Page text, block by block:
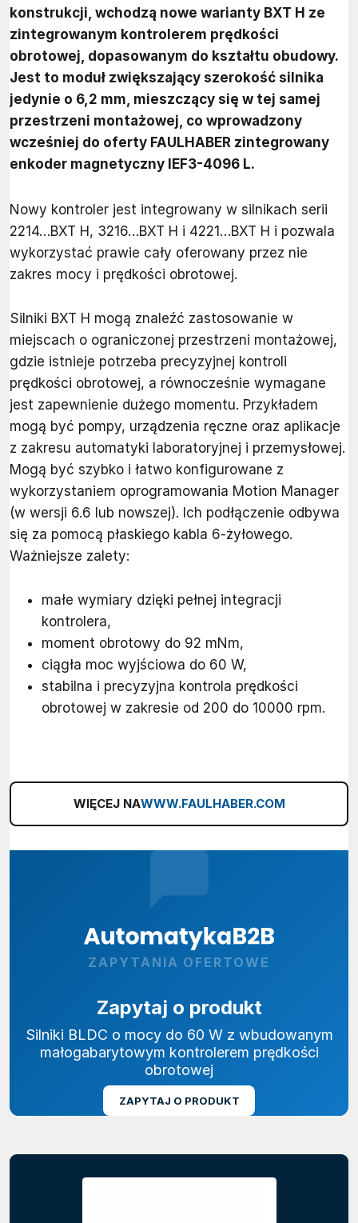
konstrukcji, wchodzą nowe warianty BXT H ze
zintegrowanym kontrolerem prędkości
obrotowej, dopasowanym do kształtu obudowy.
Jest to moduł zwiększający szerokość silnika
jedynie o 6,2 mm, mieszczący się w tej samej
przestrzeni montażowej, co wprowadzony
wcześniej do oferty FAULHABER zintegrowany
enkoder magnetyczny IEF3-4096 L.
Nowy kontroler jest integrowany w silnikach serii
2214…BXT H, 3216…BXT H i 4221…BXT H i pozwala
wykorzystać prawie cały oferowany przez nie
zakres mocy i prędkości obrotowej.
Silniki BXT H mogą znaleźć zastosowanie w
miejscach o ograniczonej przestrzeni montażowej,
gdzie istnieje potrzeba precyzyjnej kontroli
prędkości obrotowej, a równocześnie wymagane
jest zapewnienie dużego momentu. Przykładem
mogą być pompy, urządzenia ręczne oraz aplikacje
z zakresu automatyki laboratoryjnej i przemysłowej.
Mogą być szybko i łatwo konfigurowane z
wykorzystaniem oprogramowania Motion Manager
(w wersji 6.6 lub nowszej). Ich podłączenie odbywa
się za pomocą płaskiego kabla 6-żyłowego.
Ważniejsze zalety:
małe wymiary dzięki pełnej integracji
kontrolera,
moment obrotowy do 92 mNm,
ciągła moc wyjściowa do 60 W,
stabilna i precyzyjna kontrola prędkości
obrotowej w zakresie od 200 do 10000 rpm.
WIĘCEJ NAWWW.FAULHABER.COM
ZAPYTANIA OFERTOWE
Zapytaj o produkt
Silniki BLDC o mocy do 60 W z wbudowanym
małogabarytowym kontrolerem prędkości
obrotowej
ZAPYTAJ O PRODUKT